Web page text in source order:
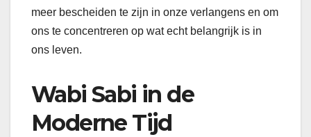
meer bescheiden te zijn in onze verlangens en om
ons te concentreren op wat echt belangrijk is in
ons leven.
Wabi Sabi in de
Moderne Tijd